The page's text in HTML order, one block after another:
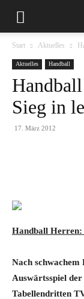
Start Aktuelles
Aktuelles Handball
Sieg in
17. März 2012
Handball Herren:
Nach
Auswärtsspiel
Tabellendritten